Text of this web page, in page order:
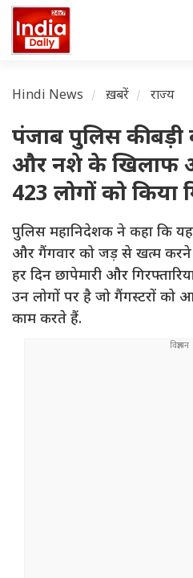
Hindi News ख़बरें राज्य
पंजाब पुलिस की बड़ी
और नशे के खिलाफ
423 लोगों को किया
पुलिस महानिदेशक ने कहा कि
और गैंगवार को जड़ से खत्म करने
हर दिन छापेमारी और
उन लोगों पर है जो गैंगस्टरों को
काम करते हैं.